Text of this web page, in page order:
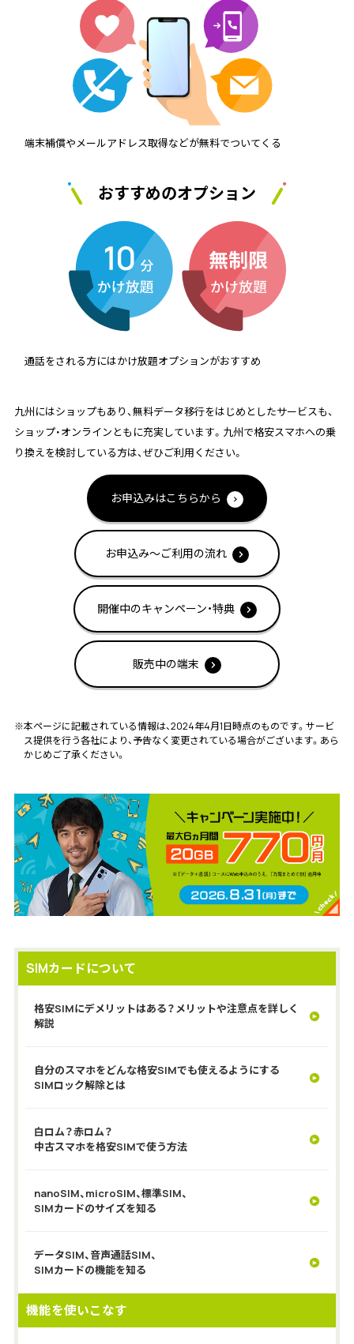
端末補償やメールアドレス取得などが無料でついてくる
おすすめのオプション
通話をされる方にはかけ放題オプションがおすすめ
九州にはショップもあり、無料データ移行をはじめとしたサービスも、
ショップ・オンラインともに充実しています。九州で格安スマホへの乗
り換えを検討している方は、ぜひご利用ください。
お申込みはこちらから
お申込み～ご利用の流れ
開催中のキャンペーン・特典
販売中の端末
※本ページに記載されている情報は、2024年4月1日時点のものです。サービ
ス提供を行う各社により、予告なく変更されている場合がございます。あら
かじめご了承ください。
SIMカードについて
格安SIMにデメリットはある？メリットや注意点を詳しく
解説
自分のスマホをどんな格安SIMでも使えるようにする
SIMロック解除とは
白ロム？赤ロム？
中古スマホを格安SIMで使う方法
nanoSIM、microSIM、標準SIM、
SIMカードのサイズを知る
データSIM、音声通話SIM、
SIMカードの機能を知る
機能を使いこなす